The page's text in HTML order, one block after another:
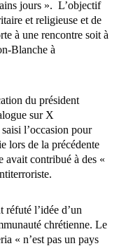
jours ». L’objectif
et religieuse et de
à une rencontre soit à
Blanche à
du président
sur X
l’occasion pour
lors de la précédente
avait contribué à des «
l’idée d’un
chrétienne. Le
« n’est pas un pays